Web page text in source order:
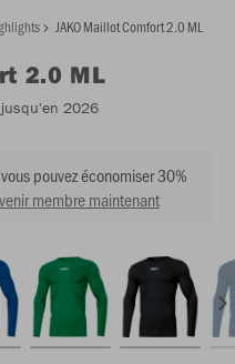
JAKO Maillot Comfort 2.0 ML
2.0 ML
2026
pouvez économiser 30%
membre maintenant